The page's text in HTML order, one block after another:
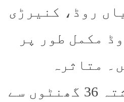
روڈ، کنیرڑی
مکمل طور پر
متاثرہ
علاقوں میں گزشتہ 36 گھنٹوں سے